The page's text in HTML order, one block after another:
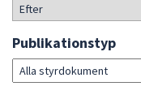
sökresultat
Publikationstyp